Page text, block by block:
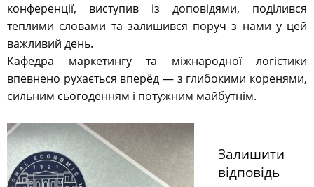
конференції, виступив із доповідями, поділився
теплими словами та залишився поруч з нами у цей
важливий день.
Кафедра маркетингу та міжнародної логістики
впевнено рухається вперёд — з глибокими коренями,
сильним сьогоденням і потужним майбутнім.
Залишити
відповідь